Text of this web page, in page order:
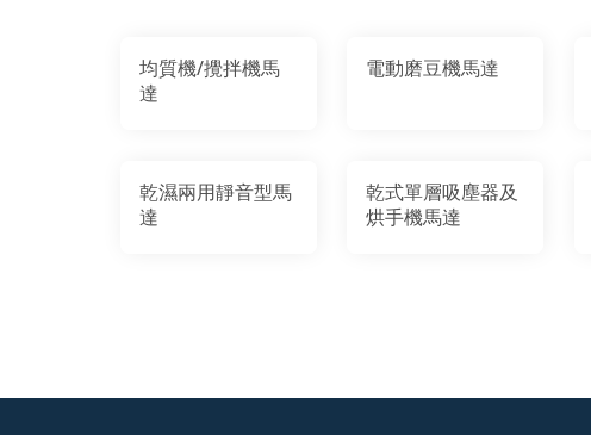
均質機/攪拌機馬
達
電動磨豆機馬達
乾濕兩用靜音型馬
達
乾式單層吸塵器及
烘手機馬達